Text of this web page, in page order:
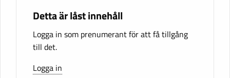
Detta är låst innehåll
Logga in som prenumerant för att få tillgång
till det.
Logga in